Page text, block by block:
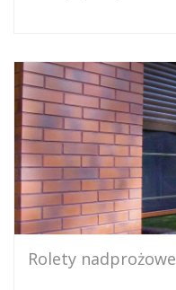
Rolety nadprożowe